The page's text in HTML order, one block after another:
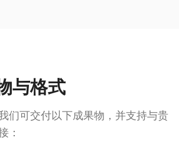
与格式
们可交付以下成果物，并支持与贵
：